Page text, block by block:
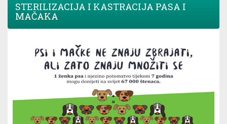
STERILIZACIJA I KASTRACIJA PASA I
MAČAKA